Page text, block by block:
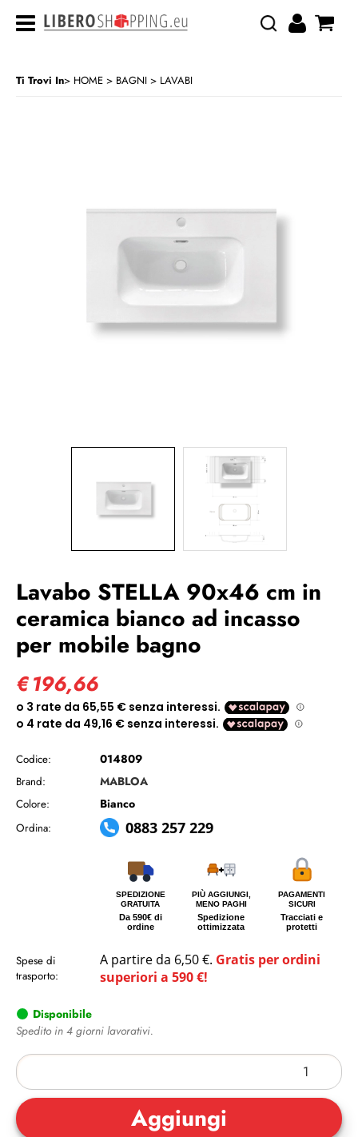
Ti Trovi In HOME BAGNI LAVABI
Lavabo STELLA 90x46 cm in
ceramica bianco ad incasso
per mobile bagno
€196,66
Codice: 014809
Brand: MABLOA
Colore: Bianco
Ordina: 0883 257 229
SPEDIZIONE
GRATUITA
Da 590€ di
ordine
PIÙ AGGIUNGI,
MENO PAGHI
Spedizione
ottimizzata
PAGAMENTI
SICURI
Tracciati e
protetti
Spese di
trasporto:
A partire da 6,50 €. Gratis per ordini
superiori a 590 €!
Disponibile
Spedito in 4 giorni lavorativi.